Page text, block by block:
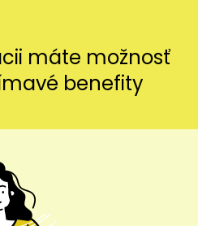
máte možnosť
benefity